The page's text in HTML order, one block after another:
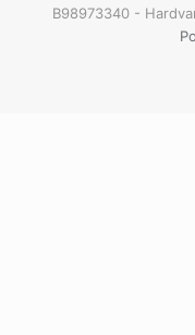
B98973340 -